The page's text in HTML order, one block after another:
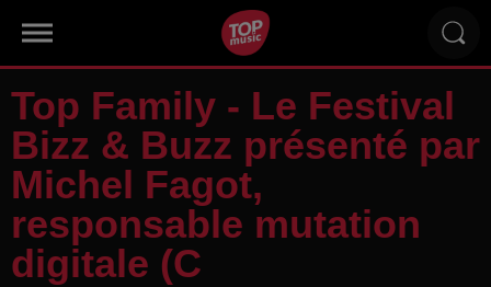
Top Family - Le Festival
Bizz & Buzz présenté par
Michel Fagot,
responsable mutation
digitale (C